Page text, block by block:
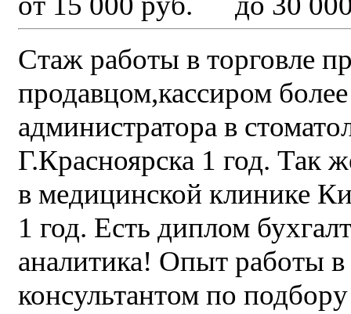
Стаж работы в торговле
продавцом,кассиром
администратора в
Г.Красноярска 1 год. Так
в медицинской клинике
1 год. Есть диплом
аналитика! Опыт работы
консультантом по